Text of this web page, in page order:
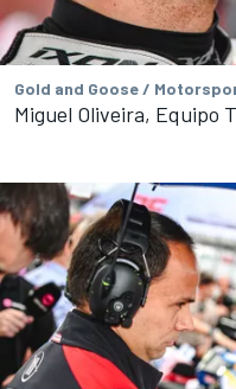
Gold and Goose /
Miguel Oliveira, Equipo